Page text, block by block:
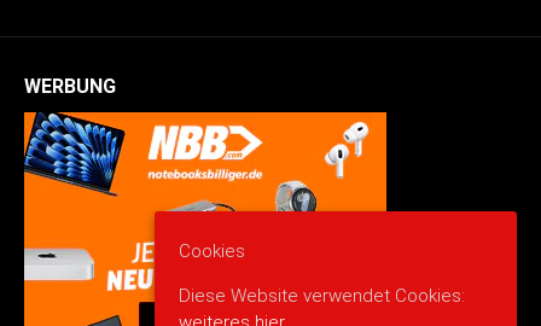
WERBUNG
Cookies
Diese Website verwendet Cookies: